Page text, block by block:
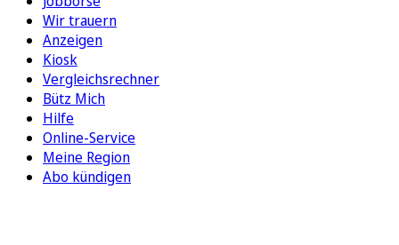
Wir trauern
Anzeigen
Kiosk
Vergleichsrechner
Bütz Mich
Hilfe
Online-Service
Meine Region
Abo kündigen